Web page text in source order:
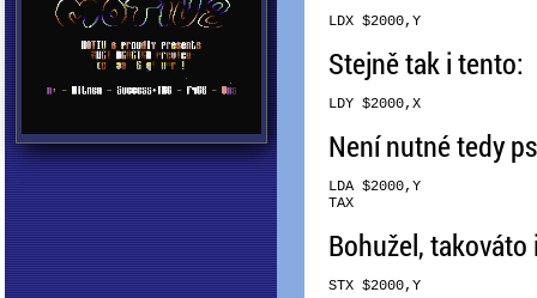
LDX $2000,Y
Stejně tak i tento:
LDY $2000,X
Není nutné tedy
LDA $2000,Y
TAX
Bohužel,
STX $2000,Y